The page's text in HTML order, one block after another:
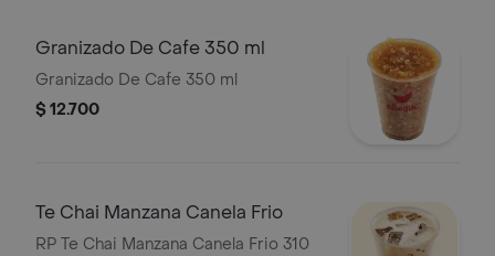
Granizado De Cafe 350 ml
Granizado De Cafe 350 ml
$ 12.700
Te Chai Manzana Canela Frio
RP Te Chai Manzana Canela Frio 310